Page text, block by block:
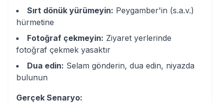
Sırt dönük yürümeyin: Peygamber'in (s.a.v.)
hürmetine
Fotoğraf çekmeyin: Ziyaret yerlerinde
fotoğraf çekmek yasaktır
Dua edin: Selam gönderin, dua edin, niyazda
bulunun
Gerçek Senaryo: